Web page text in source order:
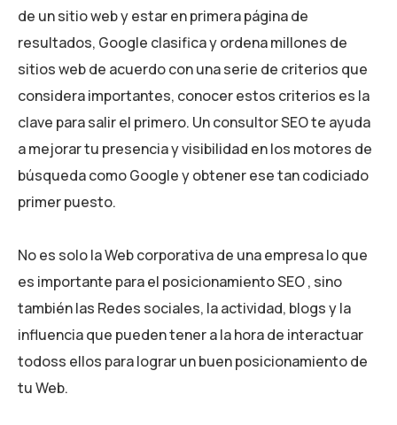
de un sitio web y estar en primera página de
resultados, Google clasifica y ordena millones de
sitios web de acuerdo con una serie de criterios que
considera importantes, conocer estos criterios es la
clave para salir el primero. Un consultor SEO te ayuda
a mejorar tu presencia y visibilidad en los motores de
búsqueda como Google y obtener ese tan codiciado
primer puesto.
No es solo la Web corporativa de una empresa lo que
es importante para el posicionamiento SEO , sino
también las Redes sociales, la actividad, blogs y la
influencia que pueden tener a la hora de interactuar
todoss ellos para lograr un buen posicionamiento de
tu Web.